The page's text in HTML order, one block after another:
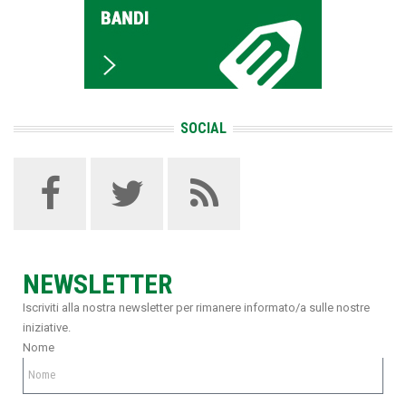
SOCIAL
NEWSLETTER
Iscriviti alla nostra newsletter per rimanere informato/a sulle nostre
iniziative.
Nome